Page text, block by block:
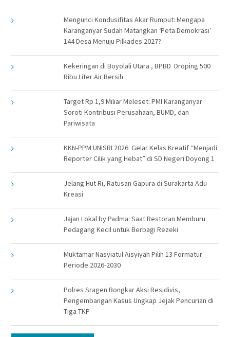
Mengunci Kondusifitas Akar Rumput: Mengapa
Karanganyar Sudah Matangkan ‘Peta Demokrasi’
144 Desa Menuju Pilkades 2027?
Kekeringan di Boyolali Utara , BPBD Droping 500
Ribu Liter Air Bersih
Target Rp 1,9 Miliar Meleset: PMI Karanganyar
Soroti Kontribusi Perusahaan, BUMD, dan
Pariwisata
KKN-PPM UNISRI 2026 Gelar Kelas Kreatif “Menjadi
Reporter Cilik yang Hebat” di SD Negeri Doyong 1
Jelang Hut Ri, Ratusan Gapura di Surakarta Adu
Kreasi
Jajan Lokal by Padma: Saat Restoran Memburu
Pedagang Kecil untuk Berbagi Rezeki
Muktamar Nasyiatul Aisyiyah Pilih 13 Formatur
Periode 2026-2030
Polres Sragen Bongkar Aksi Residivis,
Pengembangan Kasus Ungkap Jejak Pencurian di
Tiga TKP